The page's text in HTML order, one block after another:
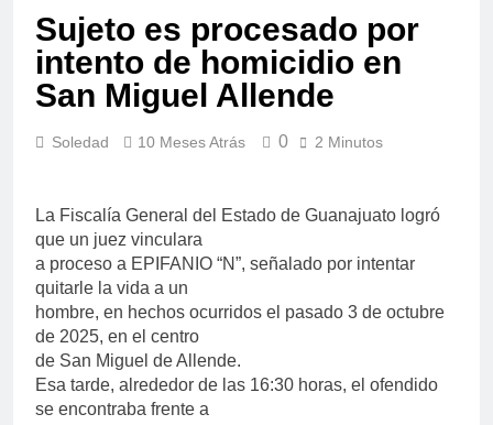
Sujeto es procesado por
intento de homicidio en
San Miguel Allende
Soledad 10 Meses Atrás 0 2 Minutos
La Fiscalía General del Estado de Guanajuato logró
que un juez vinculara
a proceso a EPIFANIO “N”, señalado por intentar
quitarle la vida a un
hombre, en hechos ocurridos el pasado 3 de octubre
de 2025, en el centro
de San Miguel de Allende.
Esa tarde, alrededor de las 16:30 horas, el ofendido
se encontraba frente a